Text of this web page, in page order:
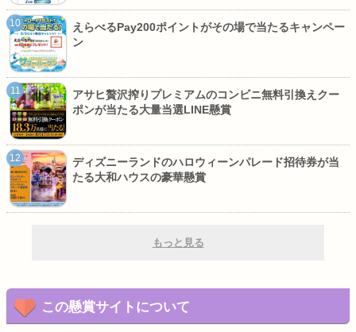
えらべるPay200ポイントがその場で当たるキャンペー
ン
アサヒ贅沢搾りプレミアムのコンビニ無料引換えクー
ポンが当たる大量当選LINE懸賞
ディズニーランドのハロウィーンパレード招待券が当
たる大和ハウスの豪華懸賞
もっと見る
この懸賞サイトについて